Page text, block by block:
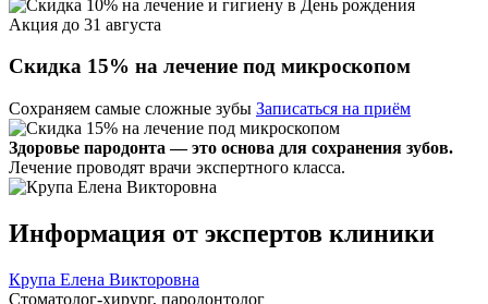
Акция до 31 августа
Скидка 15% на лечение под микроскопом
Сохраняем самые сложные зубы Записаться на приём
Здоровье пародонта — это основа для сохранения зубов.
Лечение проводят врачи экспертного класса.
Информация от экспертов клиники
Крупа Елена Викторовна
Стоматолог-хирург, пародонтолог